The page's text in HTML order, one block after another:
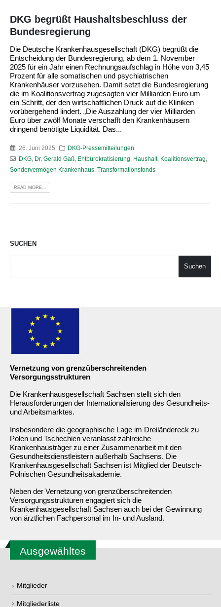
DKG begrüßt Haushaltsbeschluss der
Bundesregierung
Die Deutsche Krankenhausgesellschaft (DKG) begrüßt die
Entscheidung der Bundesregierung, ab dem 1. November
2025 für ein Jahr einen Rechnungsaufschlag in Höhe von 3,45
Prozent für alle somatischen und psychiatrischen
Krankenhäuser vorzusehen. Damit setzt die Bundesregierung
die im Koalitionsvertrag zugesagten vier Milliarden Euro um –
ein Schritt, der den wirtschaftlichen Druck auf die Kliniken
vorübergehend lindert. „Die Auszahlung der vier Milliarden
Euro über zwölf Monate verschafft den Krankenhäusern
dringend benötigte Liquidität. Das...
26. Juni 2025
DKG-Pressemitteilungen
DKG, Dr. Gerald Gaß, Entbürokratisierung Haushalt, Koalitionsvertrag
Sondervermögen Krankenhaus Transformationsfonds
READ MORE...
SUCHEN
Suchen
Vernetzung von grenzüberschreitenden
Versorgungsstrukturen
Die Krankenhausgesellschaft Sachsen stellt sich den
Herausforderungen der Internationalisierung des Gesundheits-
und Arbeitsmarktes.
Insbesondere die geographische Lage im Dreiländereck zu
Polen und Tschechien veranlasst zahlreiche
Krankenhausträger zu einer Zusammenarbeit mit den
Gesundheitsdienstleistern außerhalb Sachsens. Die
Krankenhausgesellschaft Sachsen ist Mitglied der Deutsch-
Polnischen Gesundheitsakademie.
Neben der Vernetzung von grenzüberschreitenden
Versorgungsstrukturen engagiert sich die
Krankenhausgesellschaft Sachsen auch bei der Gewinnung
von ärztlichen Fachpersonal im In- und Ausland.
Ausgewähltes
Mitglieder
Mitgliederliste